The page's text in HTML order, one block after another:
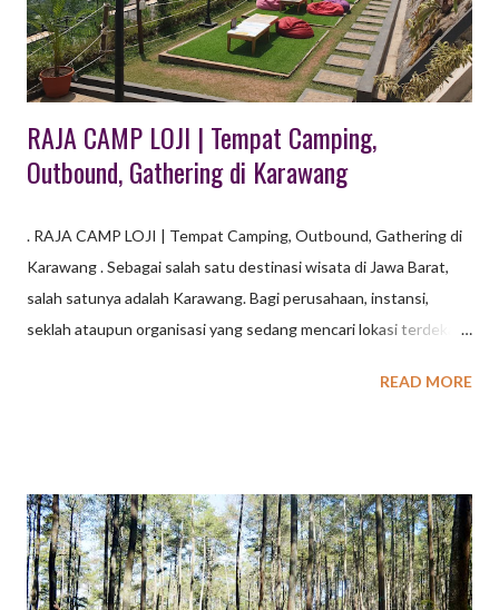
sebagai ungkapan terima kasih perusahaan kepada keluarga
staff atau karyawan atas dukungannya keluarga untuk tetap
bekerja...
RAJA CAMP LOJI | Tempat Camping,
Outbound, Gathering di Karawang
. RAJA CAMP LOJI | Tempat Camping, Outbound, Gathering di
Karawang . Sebagai salah satu destinasi wisata di Jawa Barat,
salah satunya adalah Karawang. Bagi perusahaan, instansi,
seklah ataupun organisasi yang sedang mencari lokasi terdekat
dijadikan opsi. Karawang memiliki beragam pilihan wisata, mulai
bisa dikunjungi di Kabupaten Karawang, Jawa Barat. Berikut
beberapa contoh tempat wisata di Karawang : Wisata Pantai di
Karawang : Pantai Tanjung Baru, Pantai Samudra Baru, Pantai
READ MORE